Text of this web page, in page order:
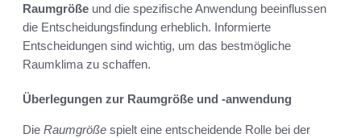
Raumgröße und die spezifische Anwendung beeinflussen
die Entscheidungsfindung erheblich. Informierte
Entscheidungen sind wichtig, um das bestmögliche
Raumklima zu schaffen.
Überlegungen zur Raumgröße und -anwendung
Die Raumgröße spielt eine entscheidende Rolle bei der